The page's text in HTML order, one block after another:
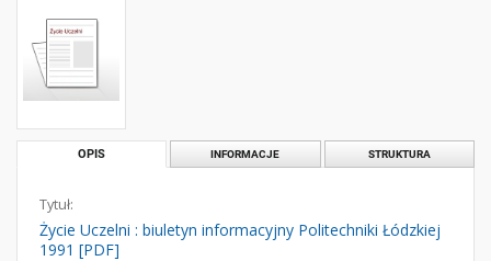
OPIS INFORMACJE STRUKTURA
Tytuł:
Życie Uczelni : biuletyn informacyjny Politechniki Łódzkiej
1991 [PDF]